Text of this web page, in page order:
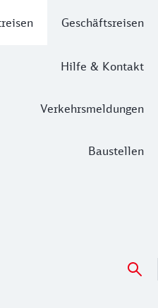
Geschäftsreisen
Hilfe & Kontakt
Verkehrsmeldungen
Baustellen